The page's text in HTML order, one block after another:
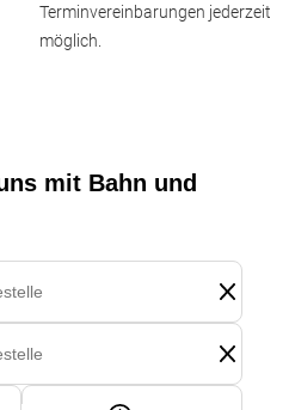
Terminvereinbarungen jederzeit
möglich.